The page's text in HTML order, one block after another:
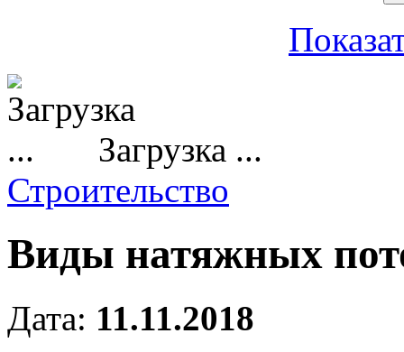
Загрузка ...
Строительство
Виды натяжных
Дата: 11.11.2018